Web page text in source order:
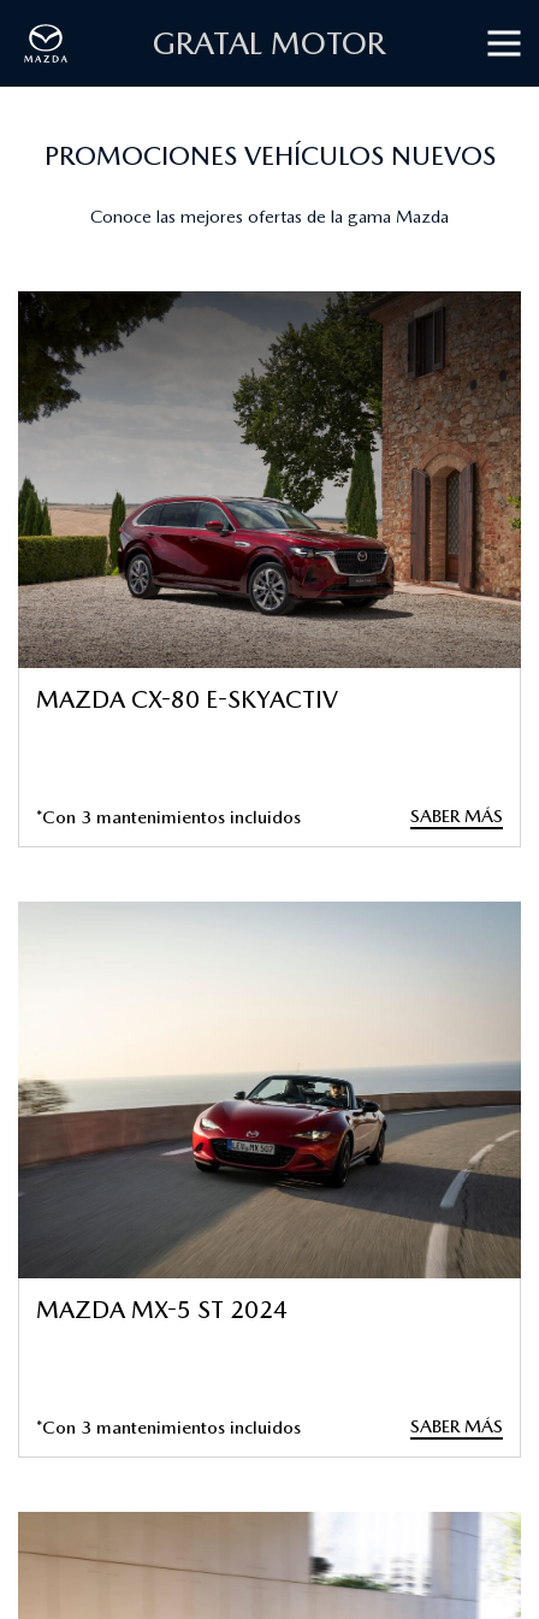
GRATAL MOTOR
PROMOCIONES VEHÍCULOS NUEVOS
Conoce las mejores ofertas de la gama Mazda
MAZDA CX-80 E-SKYACTIV
*Con 3 mantenimientos incluidos SABER MÁS
MAZDA MX-5 ST 2024
*Con 3 mantenimientos incluidos SABER MÁS